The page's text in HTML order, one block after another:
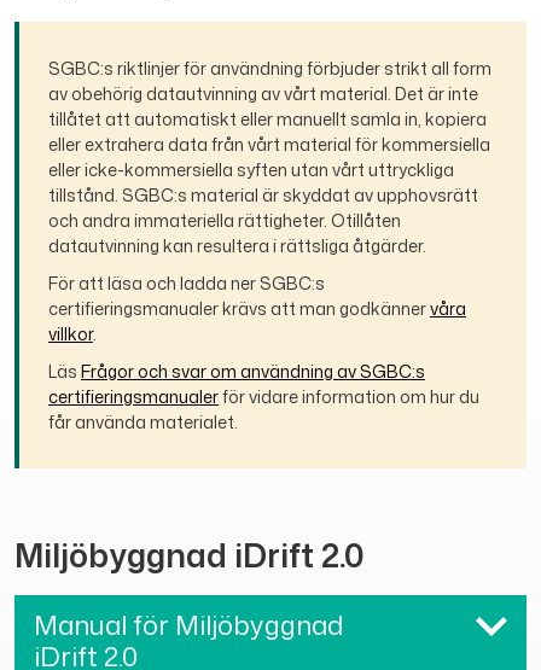
SGBC:s riktlinjer för användning förbjuder strikt all form
av obehörig datautvinning av vårt material. Det är inte
tillåtet att automatiskt eller manuellt samla in, kopiera
eller extrahera data från vårt material för kommersiella
eller icke-kommersiella syften utan vårt uttryckliga
tillstånd. SGBC:s material är skyddat av upphovsrätt
och andra immateriella rättigheter. Otillåten
datautvinning kan resultera i rättsliga åtgärder.
För att läsa och ladda ner SGBC:s
certifieringsmanualer krävs att man godkännervåra
villkor.
Läs Frågor och svar om användning av SGBC:s
certifieringsmanualerför vidare information om hur du
får använda materialet.
Miljöbyggnad iDrift 2.0
Manual för Miljöbyggnad
iDrift 2.0